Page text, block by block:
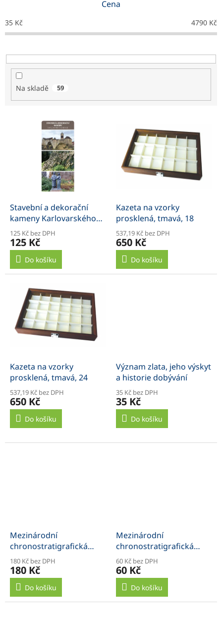
o
d
k
t
Cena
35 Kč 4790 Kč
Na skladě 59
d
ů
Stavební a dekorační
kameny Karlovarského
kraje
125 Kč bez DPH
125 Kč
Do košíku
Kazeta na vzorky
prosklená, tmavá, 18
537,19 Kč bez DPH
650 Kč
Do košíku
Kazeta na vzorky
prosklená, tmavá, 24
537,19 Kč bez DPH
650 Kč
Do košíku
Význam zlata, jeho výskyt
a historie dobývání
35 Kč bez DPH
35 Kč
Do košíku
Mezinárodní
chronostratigrafická
tabulka, plakát
180 Kč bez DPH
180 Kč
Do košíku
Mezinárodní
chronostratigrafická
tabulka, rozměr A4,
zalaminováná
60 Kč bez DPH
60 Kč
Do košíku